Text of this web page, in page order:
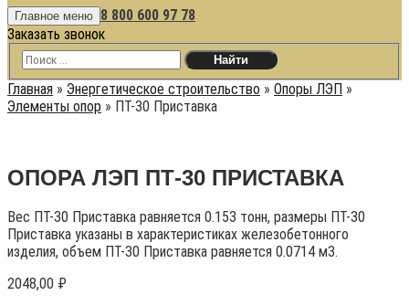
Главное меню 8 800 600 97 78
Заказать звонок
Главная » Энергетическое строительство » Опоры ЛЭП »
Элементы опор » ПТ-30 Приставка
ОПОРА ЛЭП ПТ-30 ПРИСТАВКА
Вес ПТ-30 Приставка равняется 0.153 тонн, размеры ПТ-30
Приставка указаны в характеристиках железобетонного
изделия, объем ПТ-30 Приставка равняется 0.0714 м3.
2048,00 ₽